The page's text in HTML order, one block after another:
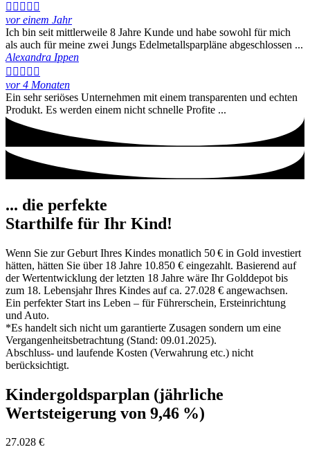
    
vor einem Jahr
Ich bin seit mittlerweile 8 Jahre Kunde und habe sowohl für mich
als auch für meine zwei Jungs Edelmetallsparpläne abgeschlossen ...
Alexandra Ippen
    
vor 4 Monaten
Ein sehr seriöses Unternehmen mit einem transparenten und echten
Produkt. Es werden einem nicht schnelle Profite ...
... die perfekte
Starthilfe für Ihr Kind!
Wenn Sie zur Geburt Ihres Kindes monatlich 50 € in Gold investiert
hätten, hätten Sie über 18 Jahre 10.850 € eingezahlt. Basierend auf
der Wertentwicklung der letzten 18 Jahre wäre Ihr Golddepot bis
zum 18. Lebensjahr Ihres Kindes auf ca. 27.028 € angewachsen.
Ein perfekter Start ins Leben – für Führerschein, Ersteinrichtung
und Auto.
*Es handelt sich nicht um garantierte Zusagen sondern um eine
Vergangenheitsbetrachtung (Stand: 09.01.2025).
Abschluss- und laufende Kosten (Verwahrung etc.) nicht
berücksichtigt.
Kindergoldsparplan (jährliche
Wertsteigerung von 9,46 %)
27.028 €